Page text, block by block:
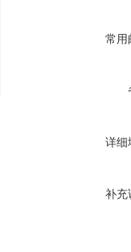
常用
详细
补充